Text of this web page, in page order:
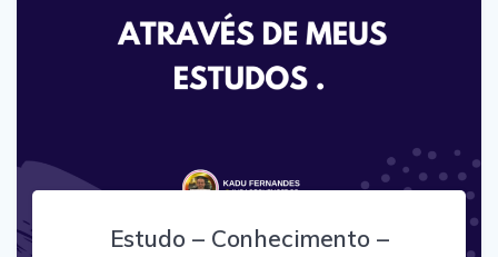
Estudo – Conhecimento –